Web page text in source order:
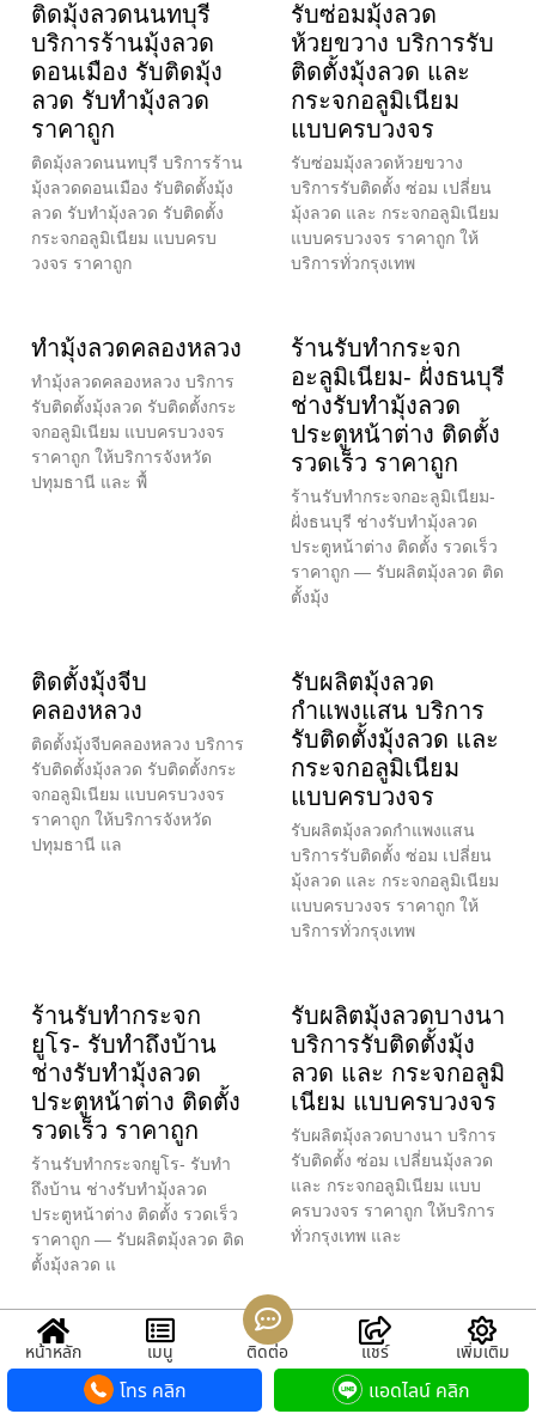
ติดมุ้งลวดนนทบุรี
บริการร้านมุ้งลวด
ดอนเมือง รับติดมุ้ง
ลวด รับทำมุ้งลวด
ราคาถูก
ติดมุ้งลวดนนทบุรี บริการร้าน
มุ้งลวดดอนเมือง รับติดตั้งมุ้ง
ลวด รับทำมุ้งลวด รับติดตั้ง
กระจกอลูมิเนียม แบบครบ
วงจร ราคาถูก
รับซ่อมมุ้งลวด
ห้วยขวาง บริการรับ
ติดตั้งมุ้งลวด และ
กระจกอลูมิเนียม
แบบครบวงจร
รับซ่อมมุ้งลวดห้วยขวาง
บริการรับติดตั้ง ซ่อม เปลี่ยน
มุ้งลวด และ กระจกอลูมิเนียม
แบบครบวงจร ราคาถูก ให้
บริการทั่วกรุงเทพ
ทำมุ้งลวดคลองหลวง
ทำมุ้งลวดคลองหลวง บริการ
รับติดตั้งมุ้งลวด รับติดตั้งกระ
จกอลูมิเนียม แบบครบวงจร
ราคาถูก ให้บริการจังหวัด
ปทุมธานี และ พื้
ร้านรับทำกระจก
อะลูมิเนียม- ฝั่งธนบุรี
ช่างรับทำมุ้งลวด
ประตูหน้าต่าง ติดตั้ง
รวดเร็ว ราคาถูก
ร้านรับทำกระจกอะลูมิเนียม-
ฝั่งธนบุรี ช่างรับทำมุ้งลวด
ประตูหน้าต่าง ติดตั้ง รวดเร็ว
ราคาถูก — รับผลิตมุ้งลวด ติด
ตั้งมุ้ง
ติดตั้งมุ้งจีบ
คลองหลวง
ติดตั้งมุ้งจีบคลองหลวง บริการ
รับติดตั้งมุ้งลวด รับติดตั้งกระ
จกอลูมิเนียม แบบครบวงจร
ราคาถูก ให้บริการจังหวัด
ปทุมธานี แล
รับผลิตมุ้งลวด
กำแพงแสน บริการ
รับติดตั้งมุ้งลวด และ
กระจกอลูมิเนียม
แบบครบวงจร
รับผลิตมุ้งลวดกำแพงแสน
บริการรับติดตั้ง ซ่อม เปลี่ยน
มุ้งลวด และ กระจกอลูมิเนียม
แบบครบวงจร ราคาถูก ให้
บริการทั่วกรุงเทพ
ร้านรับทำกระจก
ยูโร- รับทำถึงบ้าน
ช่างรับทำมุ้งลวด
ประตูหน้าต่าง ติดตั้ง
รวดเร็ว ราคาถูก
ร้านรับทำกระจกยูโร- รับทำ
ถึงบ้าน ช่างรับทำมุ้งลวด
ประตูหน้าต่าง ติดตั้ง รวดเร็ว
ราคาถูก — รับผลิตมุ้งลวด ติด
ตั้งมุ้งลวด แ
รับผลิตมุ้งลวดบางนา
บริการรับติดตั้งมุ้ง
ลวด และ กระจกอลูมิ
เนียม แบบครบวงจร
รับผลิตมุ้งลวดบางนา บริการ
รับติดตั้ง ซ่อม เปลี่ยนมุ้งลวด
และ กระจกอลูมิเนียม แบบ
ครบวงจร ราคาถูก ให้บริการ
ทั่วกรุงเทพ และ
ร้านรับทำร้านมุ้ง
ลวด- นนทบุรี ช่างรับ
ทำมุ้งลวดประตู
ร้านรับทำมุ้งลวดบัว
ทอง4- นนทบุรี ช่าง
รับทำมุ้งลวดประตู
หน้าหลัก เมนู ติดต่อ แชร์ เพิ่มเติม
โทร คลิก แอดไลน์ คลิก